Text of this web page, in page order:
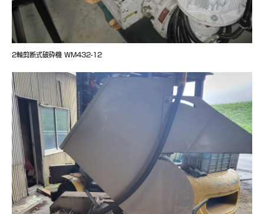
2軸剪断式破砕機 WM432-12